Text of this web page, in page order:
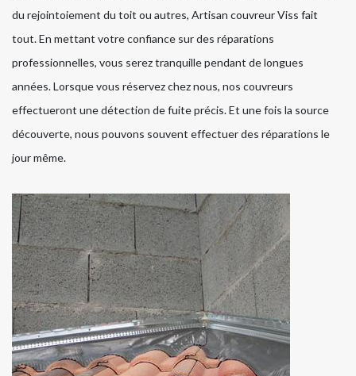
du rejointoiement du toit ou autres, Artisan couvreur Viss fait
tout. En mettant votre confiance sur des réparations
professionnelles, vous serez tranquille pendant de longues
années. Lorsque vous réservez chez nous, nos couvreurs
effectueront une détection de fuite précis. Et une fois la source
découverte, nous pouvons souvent effectuer des réparations le
jour même.